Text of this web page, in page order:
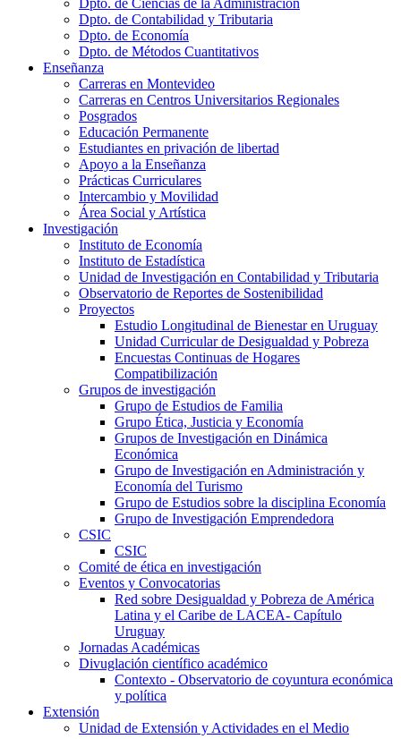
Dpto. de Ciencias de la Administración
Dpto. de Contabilidad y Tributaria
Dpto. de Economía
Dpto. de Métodos Cuantitativos
Enseñanza
Carreras en Montevideo
Carreras en Centros Universitarios Regionales
Posgrados
Educación Permanente
Estudiantes en privación de libertad
Apoyo a la Enseñanza
Prácticas Curriculares
Intercambio y Movilidad
Área Social y Artística
Investigación
Instituto de Economía
Instituto de Estadística
Unidad de Investigación en Contabilidad y Tributaria
Observatorio de Reportes de Sostenibilidad
Proyectos
Estudio Longitudinal de Bienestar en Uruguay
Unidad Curricular de Desigualdad y Pobreza
Encuestas Continuas de Hogares
Compatibilización
Grupos de investigación
Grupo de Estudios de Familia
Grupo Ética, Justicia y Economía
Grupos de Investigación en Dinámica
Económica
Grupo de Investigación en Administración y
Economía del Turismo
Grupo de Estudios sobre la disciplina Economía
Grupo de Investigación Emprendedora
CSIC
CSIC
Comité de ética en investigación
Eventos y Convocatorias
Red sobre Desigualdad y Pobreza de América
Latina y el Caribe de LACEA- Capítulo
Uruguay
Jornadas Académicas
Divuglación científico académico
Contexto - Observatorio de coyuntura económica
y política
Extensión
Unidad de Extensión y Actividades en el Medio